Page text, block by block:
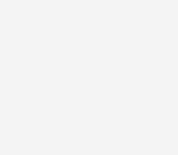
taxis grocs de Nova York, nodes
Francisco, les restes que han sobreviscut
moltes vegades. Però el
mecànica i arts gràfiques en una
vermells de dos pisos, els taxis negres
feta a mesura de la xarxa) és una
només s’estén als turistes i visitants,
que s’ha entreteixit en la subjectivitat
fins a la mateixa Londres. Què